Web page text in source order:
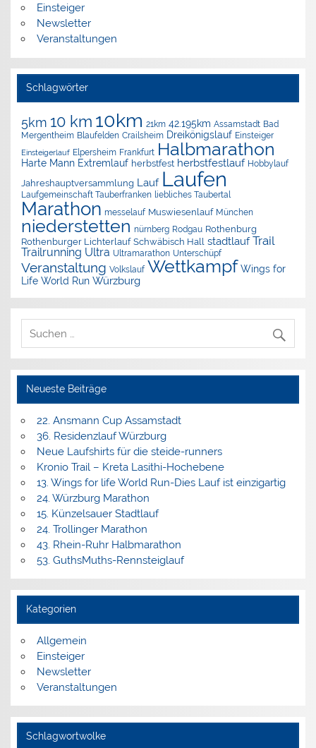
Einsteiger
Newsletter
Veranstaltungen
Schlagwörter
5km 10 km 10km 21km 42.195km Assamstadt Bad
Mergentheim Blaufelden Crailsheim Dreikönigslauf Einsteiger
Einsteigerlauf Elpersheim Frankfurt Halbmarathon
Harte Mann Extremlauf herbstfest herbstfestlauf Hobbylauf
Jahreshauptversammlung Lauf Laufen
Laufgemeinschaft Tauberfranken liebliches Taubertal
Marathon messelauf Muswiesenlauf München
niederstetten nürnberg Rodgau Rothenburg
Rothenburger Lichterlauf Schwäbisch Hall stadtlauf Trail
Trailrunning Ultra Ultramarathon Unterschüpf
Veranstaltung Volkslauf Wettkampf Wings for
Life World Run Würzburg
Neueste Beiträge
22. Ansmann Cup Assamstadt
36. Residenzlauf Würzburg
Neue Laufshirts für die steide-runners
Kronio Trail – Kreta Lasithi-Hochebene
13. Wings for life World Run-Dies Lauf ist einzigartig
24. Würzburg Marathon
15. Künzelsauer Stadtlauf
24. Trollinger Marathon
43. Rhein-Ruhr Halbmarathon
53. GuthsMuths-Rennsteiglauf
Kategorien
Allgemein
Einsteiger
Newsletter
Veranstaltungen
Schlagwortwolke